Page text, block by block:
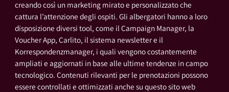
creando così un marketing mirato e personalizzato che
cattura l’attenzione degli ospiti. Gli albergatori hanno a loro
disposizione diversi tool, come il Campaign Manager, la
Voucher App, Carlito, il sistema newsletter e il
Korrespondenzmanager, i quali vengono costantemente
ampliati e aggiornati in base alle ultime tendenze in campo
tecnologico. Contenuti rilevanti per le prenotazioni possono
essere controllati e ottimizzati anche su questo sito web